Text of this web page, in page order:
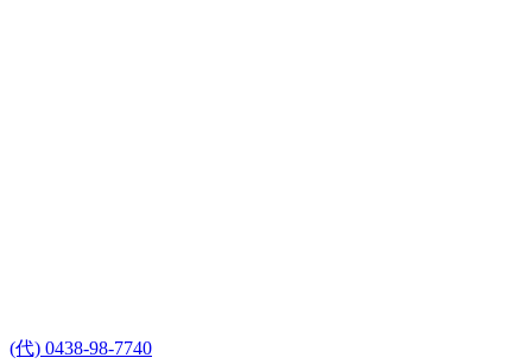
(代) 0438-98-7740